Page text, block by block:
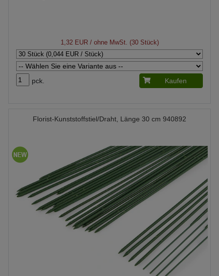
1,32 EUR/ ohne MwSt. (30 Stück)
pck. Kaufen
Florist-Kunststoffstiel/Draht, Länge 30 cm 940892